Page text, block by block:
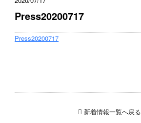
Press20200717
Press20200717
新着情報一覧へ戻る